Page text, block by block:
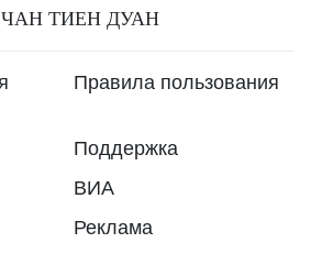
ЧАН ТИЕН ДУАН
Правила пользования
Поддержка
ВИА
Реклама